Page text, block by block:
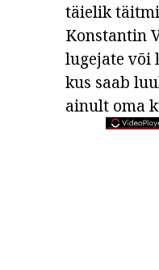
täielik
Konstantin
lugejate või
kus saab
ainult oma